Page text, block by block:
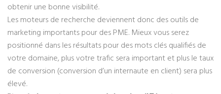
obtenir une bonne visibilité.
Les moteurs de recherche deviennent donc des outils de
marketing importants pour des PME. Mieux vous serez
positionné dans les résultats pour des mots clés qualifiés de
votre domaine, plus votre trafic sera important et plus le taux
de conversion (conversion d’un internaute en client) sera plus
élevé.